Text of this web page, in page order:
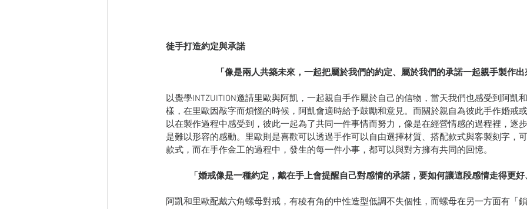
徒手打造約定與承諾
「像是兩人共築未來，一起把屬於我們的約定、屬於我們的承諾一起親手製作
以覺學INTZUITION邀請里歐與阿凱，一起親自手作屬於自己的信物，當天我們也感受到阿凱
樣，在里歐因敲字而煩惱的時候，阿凱會適時給予鼓勵和意見。而關於親自為彼此手作婚戒
以在製作過程中感受到，彼此一起為了共同一件事情而努力，像是在經營情感的過程裡，逐
是難以形容的感動。里歐則是喜歡可以透過手作可以自由選擇材質、搭配款式與客製刻字，
款式，而在手作金工的過程中，發生的每一件小事，都可以與對方擁有共同的回憶。
「婚戒像是一種約定，戴在手上會提醒自己對感情的承諾，要如何讓這段感情走得更
阿凱和里歐配戴六角螺母對戒，有稜有角的中性造型低調不失個性，而螺母在另一方面有「